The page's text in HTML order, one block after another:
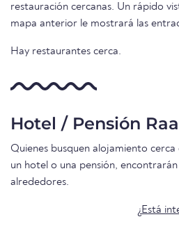
restauración cercanas. Un rápido
mapa anterior le mostrará las
Hay restaurantes cerca.
Hotel / Pensión
Quienes busquen alojamiento
un hotel o una pensión,
alrededores.
¿Está